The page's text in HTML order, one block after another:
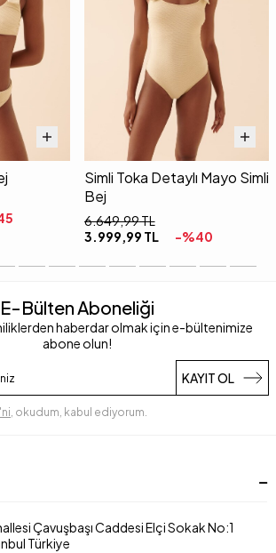
Simli Toka Detaylı Mayo Simli
Bej
6.649,99TL
3.999,99 TL -%40
E-Bülten Aboneliği
haberdar olmak için e-bültenimize
abone olun!
KAYIT OL
, okudum, kabul ediyorum.
Çavuşbaşı Caddesi Elçi Sokak No:1
Türkiye